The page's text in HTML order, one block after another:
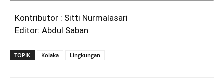
Kontributor : Sitti Nurmalasari
Editor: Abdul Saban
TOPIK Kolaka Lingkungan